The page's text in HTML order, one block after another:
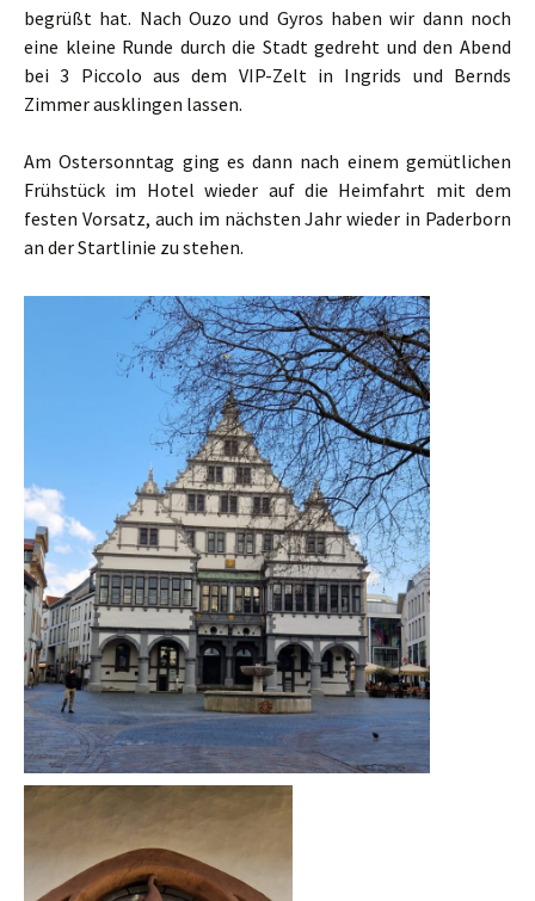
begrüßt hat. Nach Ouzo und Gyros haben wir dann noch
eine kleine Runde durch die Stadt gedreht und den Abend
bei 3 Piccolo aus dem VIP-Zelt in Ingrids und Bernds
Zimmer ausklingen lassen.
Am Ostersonntag ging es dann nach einem gemütlichen
Frühstück im Hotel wieder auf die Heimfahrt mit dem
festen Vorsatz, auch im nächsten Jahr wieder in Paderborn
an der Startlinie zu stehen.